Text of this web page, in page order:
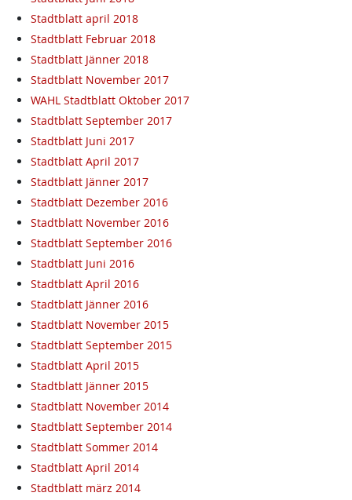
Stadtblatt april 2018
Stadtblatt Februar 2018
Stadtblatt Jänner 2018
Stadtblatt November 2017
WAHL Stadtblatt Oktober 2017
Stadtblatt September 2017
Stadtblatt Juni 2017
Stadtblatt April 2017
Stadtblatt Jänner 2017
Stadtblatt Dezember 2016
Stadtblatt November 2016
Stadtblatt September 2016
Stadtblatt Juni 2016
Stadtblatt April 2016
Stadtblatt Jänner 2016
Stadtblatt November 2015
Stadtblatt September 2015
Stadtblatt April 2015
Stadtblatt Jänner 2015
Stadtblatt November 2014
Stadtblatt September 2014
Stadtblatt Sommer 2014
Stadtblatt April 2014
Stadtblatt märz 2014